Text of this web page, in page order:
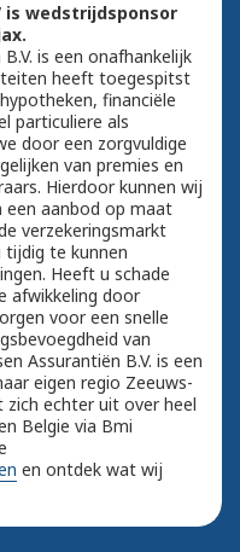
is wedstrijdsponsor
is een onafhankelijk
heeft toegespitst
financiële
particuliere als
door een zorgvuldige
van premies en
Hierdoor kunnen wij
een aanbod op maat
verzekeringsmarkt
tijdig te kunnen
Heeft u schade
afwikkeling door
voor een snelle
van
Assurantiën B.V. is een
eigen regio Zeeuws-
zich echter uit over heel
Belgie via Bmi
en ontdek wat wij